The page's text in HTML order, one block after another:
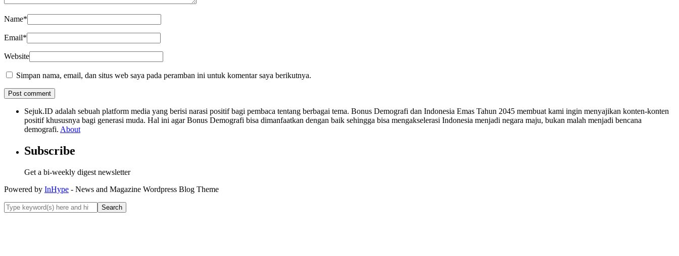
Name*
Email*
Website
Simpan nama, email, dan situs web saya pada peramban ini untuk komentar saya berikutnya.
Sejuk.ID adalah sebuah platform media yang berisi narasi positif bagi pembaca tentang berbagai tema. Bonus Demografi dan Indonesia Emas Tahun 2045 membuat kami ingin menyajikan konten-konten
positif khususnya bagi generasi muda. Hal ini agar Bonus Demografi bisa dimanfaatkan dengan baik sehingga bisa mengakselerasi Indonesia menjadi negara maju, bukan malah menjadi bencana
demografi. About
Subscribe
Get a bi-weekly digest newsletter
Powered by InHype - News and Magazine Wordpress Blog Theme